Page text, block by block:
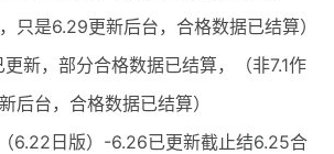
只是6.29更新后台，合格数据已结算）
新，部分合格数据已结算，（非7.1作
后台，合格数据已结算）
6.22日版）-6.26已更新截止结6.25合